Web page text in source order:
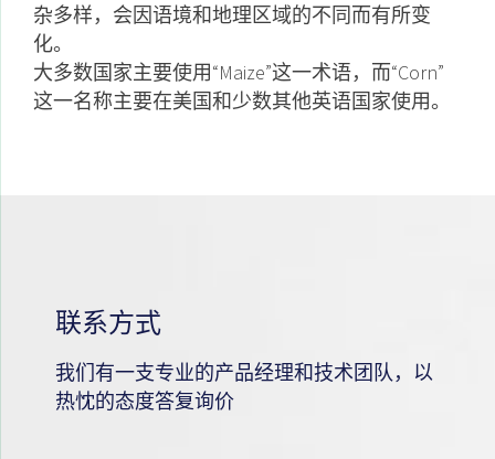
杂多样，会因语境和地理区域的不同而有所变
化。
大多数国家主要使用“Maize”这一术语，而“Corn”
这一名称主要在美国和少数其他英语国家使用。
联系方式
我们有一支专业的产品经理和技术团队，以
热忱的态度答复询价